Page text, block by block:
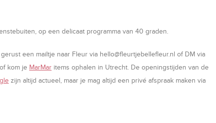
op een delicaat programma van 40 graden.
een mailtje naar Fleur via hello@fleurtjebellefleur.nl of DM via
kom je MarMar items ophalen in Utrecht. De openingstijden van de
zijn altijd actueel, maar je mag altijd een privé afspraak maken via